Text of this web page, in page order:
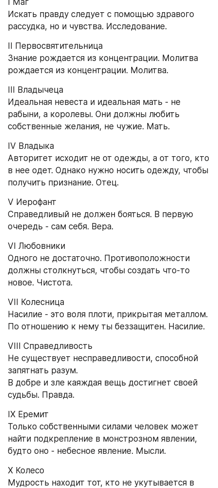
Искать правду следует с помощью здравого
рассудка, но и чувства. Исследование.
II Первосвятительница
Знание рождается из концентрации. Молитва
рождается из концентрации. Молитва.
III Владычеца
Идеальная невеста и идеальная мать - не
рабыни, а королевы. Они должны любить
собственные желания, не чужие. Мать.
IV Владыка
Авторитет исходит не от одежды, а от того, кто
в нее одет. Однако нужно носить одежду, чтобы
получить признание. Отец.
V Иерофант
Справедливый не должен бояться. В первую
очередь - сам себя. Вера.
VI Любовники
Одного не достаточно. Противоположности
должны столкнуться, чтобы создать что-то
новое. Чистота.
VII Колесница
Насилие - это воля плоти, прикрытая металлом.
По отношению к нему ты беззащитен. Насилие.
VIII Справедливость
Не существует несправедливости, способной
запятнать разум.
В добре и зле каяждая вещь достигнет своей
судьбы. Правда.
IX Еремит
Только собственными силами человек может
найти подкрепление в монстрозном явлении,
будто оно - небесное явление. Мысли.
X Колесо
Мудрость находит тот, кто не укутывается в